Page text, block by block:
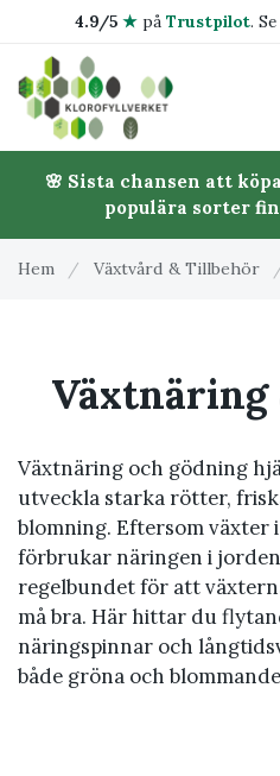
4.9/5 ★på Trustpilot.
🌸 Sista chansen att
populära sorter
Hem / Växtvård & Tillbehör
Växtnäring
Växtnäring och gödning
utveckla starka rötter,
blomning. Eftersom växter
förbrukar näringen i
regelbundet för att
må bra. Här hittar du
näringspinnar och
både gröna och